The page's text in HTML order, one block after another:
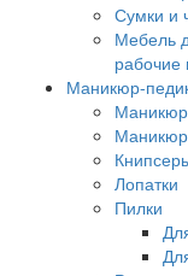
Сумки и
Мебель
рабочие
Маникюр-
Лопатки
Пилки